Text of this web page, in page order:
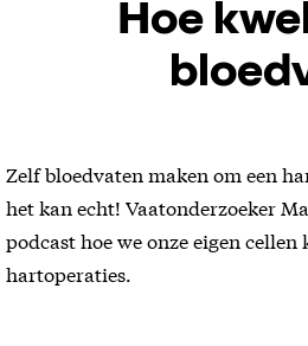
Hoe
Zelf bloedvaten maken om een
het kan echt! Vaatonderzoeker
podcast hoe we onze eigen
hartoperaties.